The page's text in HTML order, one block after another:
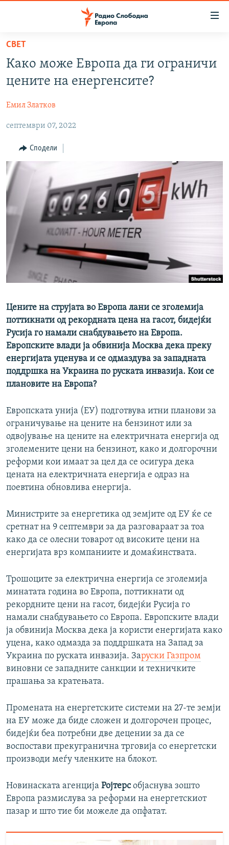
Оди
содржината
Оди
главната
Премини
ВЕСТИ
ШТО ТРЕБА ДА ЗНАЕТЕ
ПРИЈАВИ СЕ ЗА ЊУЗЛЕТЕР
ПОДКАСТ ЗОШТО?
СЛЕДЕТЕ НЕ
СВЕТ
Како може Европа да ги ограничи
цените на енергенсите?
Емил Златков
септември 07, 2022
Сподели
Цените на струјата во Европа лани се зголемија
поттикнати од рекордната цена на гасот, бидејќи
Русија го намали снабдувањето на Европа.
Европските влади ја обвинија Москва дека преку
енергијата уценува и се одмаздува за западната
поддршка на Украина по руската инвазија. Кои се
плановите на Европа?
Европската унија (ЕУ) подготвува итни планови за
ограничување на цените на бензинот или за
одвојување на цените на електричната енергија од
зголемените цени на бензинот, како и долгорочни
реформи кои имаат за цел да се осигура дека
цената на електричната енергија е одраз на
поевтина обновлива енергија.
Министрите за енергетика од земјите од ЕУ ќе се
сретнат на 9 септември за да разговараат за тоа
како да се олесни товарот од високите цени на
енергијата врз компаниите и домаќинствата.
Трошоците за електрична енергија се зголемија
минатата година во Европа, поттикнати од
рекордните цени на гасот, бидејќи Русија го
намали снабдувањето со Европа. Европските влади
ја обвинија Москва дека ја користи енергијата како
уцена, како одмазда за поддршката на Запад за
Украина по руската инвазија. Заруски Газпром
виновни се западните санкции и техничките
прашања за кратењата.
Промената на енергетските системи на 27-те земји
на ЕУ може да биде сложен и долгорочен процес,
бидејќи беа потребни две децении за да се
воспостави прекугранична трговија со енергетски
производи меѓу членките на блокот.
Новинаската агенција Ројтерсобјаснува зошто
Европа размислува за реформи на енергетскиот
пазар и што тие би можеле да опфатат.